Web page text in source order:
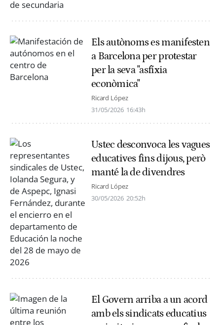
Els autònoms es manifesten
a Barcelona per protestar
per la seva "asfíxia
econòmica"
Ricard López
31/05/2026 16:43h
Ustec desconvoca les vagues
educatives fins dijous, però
manté la de divendres
Ricard López
30/05/2026 20:52h
El Govern arriba a un acord
amb els sindicats educatius